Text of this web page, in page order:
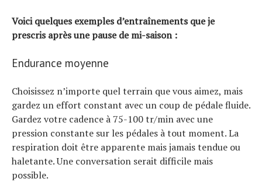
Voici quelques exemples d’entraînements que je
prescris après une pause de mi-saison :
Endurance moyenne
Choisissez n’importe quel terrain que vous aimez, mais
gardez un effort constant avec un coup de pédale fluide.
Gardez votre cadence à 75-100 tr/min avec une
pression constante sur les pédales à tout moment. La
respiration doit être apparente mais jamais tendue ou
haletante. Une conversation serait difficile mais
possible.